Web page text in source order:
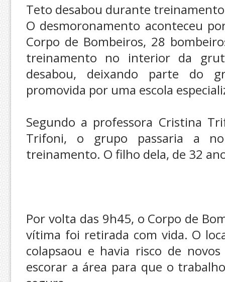
Teto desabou durante treinamento
O desmoronamento aconteceu
Corpo de Bombeiros, 28
treinamento no interior da
desabou, deixando parte do
promovida por uma escola
Segundo a professora Cristina
Trifoni, o grupo passaria a
treinamento. O filho dela, de 32
Por volta das 9h45, o Corpo de
vítima foi retirada com vida. O
colapsaou e havia risco de
escorar a área para que o